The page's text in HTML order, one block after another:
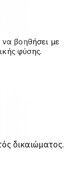
να βοηθήσει με
φύσης.
δικαιώματος.